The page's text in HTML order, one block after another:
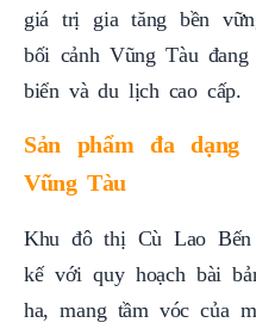
giá trị gia tăng bền
bối cảnh Vũng Tàu
biển và du lịch cao cấp.
Sản phẩm đa
Vũng Tàu
Khu đô thị Cù Lao
kế với quy hoạch bài
ha, mang tầm vóc của